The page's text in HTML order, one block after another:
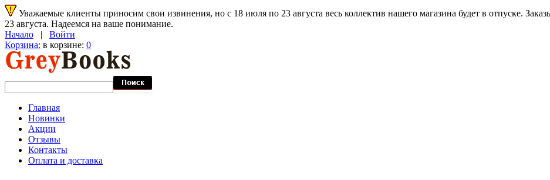
Уважаемые клиенты приносим свои извинения, но с 18 июля по 23 августа весь коллектив нашего магазина будет в отпуске.
23 августа. Надеемся на ваше понимание.
Начало | Войти
Корзина: в корзине: 0
Главная
Новинки
Акции
Отзывы
Контакты
Оплата и доставка